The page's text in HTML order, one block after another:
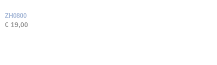
ZH0800
€ 19,00